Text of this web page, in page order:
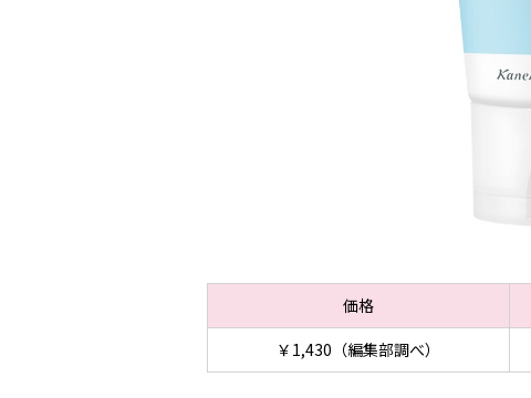
価格
￥1,430（編集部調べ）